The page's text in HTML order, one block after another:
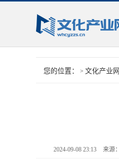
您的位置： > 文化产业网
2024-09-08 23:13 来源：